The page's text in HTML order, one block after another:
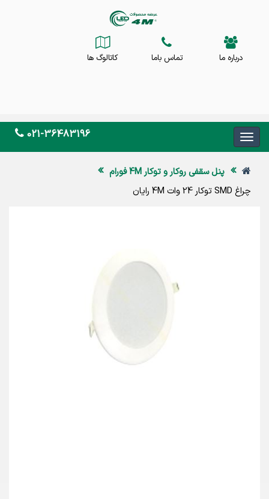
درباره ما تماس باما کاتالوگ ها
021-36483196
پنل سقفی روکار و توکار 4M فورام
چراغ SMD توکار 24 وات 4M رایان